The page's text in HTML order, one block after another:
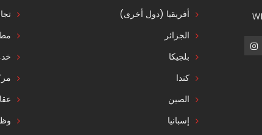
أفريقيا (دول أخرى)
الجزائر
بلجيكا
كندا
الصين
إسبانيا